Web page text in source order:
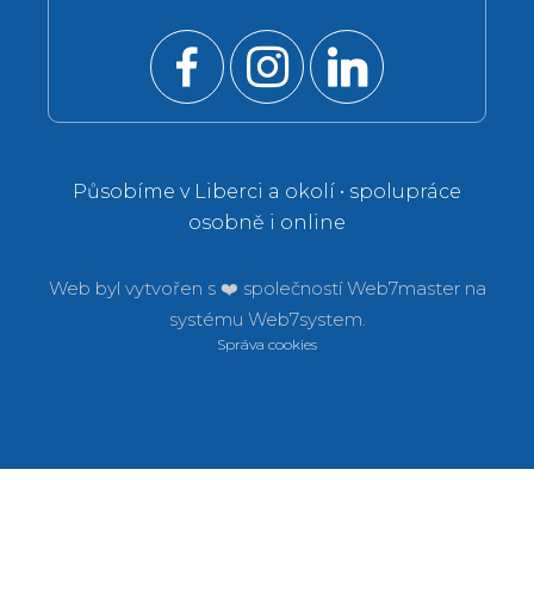
Působíme v Liberci a okolí • spolupráce
osobně i online
Web byl vytvořen s ❤️ společnostíWeb7master na
systému Web7system.
Správa cookies